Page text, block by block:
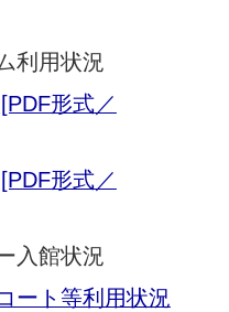
利用状況
形式／
形式／
入館状況
ート等利用状況